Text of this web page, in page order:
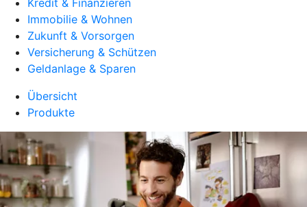
Kredit & Finanzieren
Immobilie & Wohnen
Zukunft & Vorsorgen
Versicherung & Schützen
Geldanlage & Sparen
Übersicht
Produkte